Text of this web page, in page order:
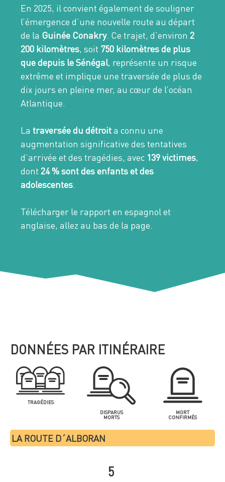
En 2025, il convient également de souligner
l’émergence d’une nouvelle route au départ
de la Guinée Conakry. Ce trajet, d’environ2
200 kilomètres, soit 750 kilomètres de plus
que depuis le Sénégal, représente un risque
extrême et implique une traversée de plus de
dix jours en pleine mer, au cœur de l’océan
Atlantique.
La traversée du détroita connu une
augmentation significative des tentatives
d’arrivée et des tragédies, avec 139 victimes,
dont24 % sont des enfants et des
adolescentes.
Télécharger le rapport en espagnol et
anglaise, allez au bas de la page.
DONNÉES PAR ITINÉRAIRE
TRAGÉDIES
DISPARUS
MORTS
MORT
CONFIRMÉS
LA ROUTE D´ALBORAN
5